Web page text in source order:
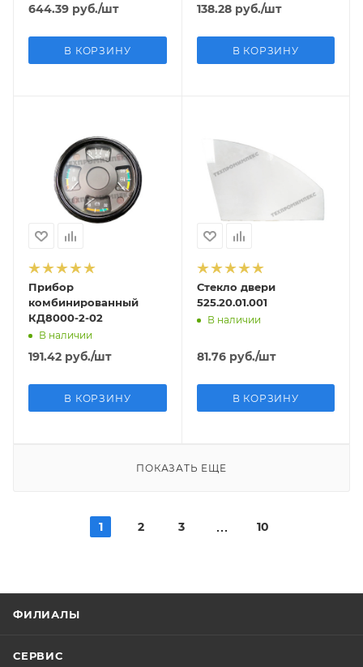
644.39 руб./шт
В КОРЗИНУ
138.28руб./шт
В КОРЗИНУ
Прибор
комбинированный
КД8000-2-02
В наличии
191.42 руб./шт
В КОРЗИНУ
Стекло двери
525.20.01.001
В наличии
81.76руб./шт
В КОРЗИНУ
ПОКАЗАТЬ ЕЩЕ
1 2 3 10
ФИЛИАЛЫ
СЕРВИС